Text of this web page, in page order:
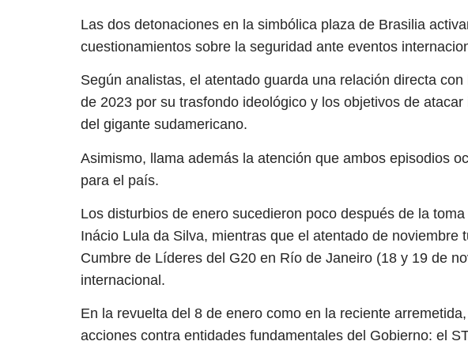
Las dos detonaciones en la simbólica plaza de Brasilia
cuestionamientos sobre la seguridad ante eventos
Según analistas, el atentado guarda una relación directa
de 2023 por su trasfondo ideológico y los objetivos de
del gigante sudamericano.
Asimismo, llama además la atención que ambos episodios
para el país.
Los disturbios de enero sucedieron poco después de la
Inácio Lula da Silva, mientras que el atentado de noviembre
Cumbre de Líderes del G20 en Río de Janeiro (18 y 19 de
internacional.
En la revuelta del 8 de enero como en la reciente
acciones contra entidades fundamentales del Gobierno: el